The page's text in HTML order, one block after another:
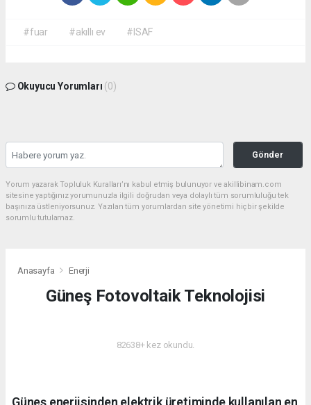
#fuar #akıllı ev #ISAF
Okuyucu Yorumları (0)
Gönder
Yorum yazarak Topluluk Kuralları’nı kabul etmiş bulunuyor ve akillibinam.com
sitesine yaptığınız yorumunuzla ilgili doğrudan veya dolaylı tüm sorumluluğu tek
başınıza üstleniyorsunuz. Yazılan tüm yorumlardan site yönetimi hiçbir şekilde
sorumlu tutulamaz.
Anasayfa Enerji
Güneş Fotovoltaik Teknolojisi
82638+ kez okundu.
Güneş enerjisinden elektrik üretiminde kullanılan en